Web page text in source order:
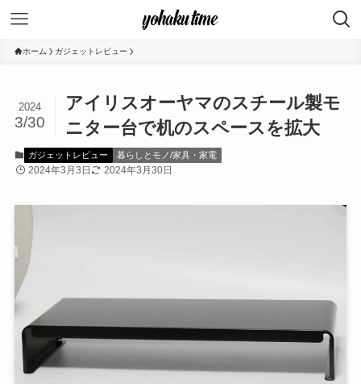
ホーム ガジェットレビュー
アイリスオーヤマのスチール製モ
ニター台で机のスペースを拡大
2024
3/30
ガジェットレビュー 暮らしとモノ/家具・家電
2024年3月3日 2024年3月30日